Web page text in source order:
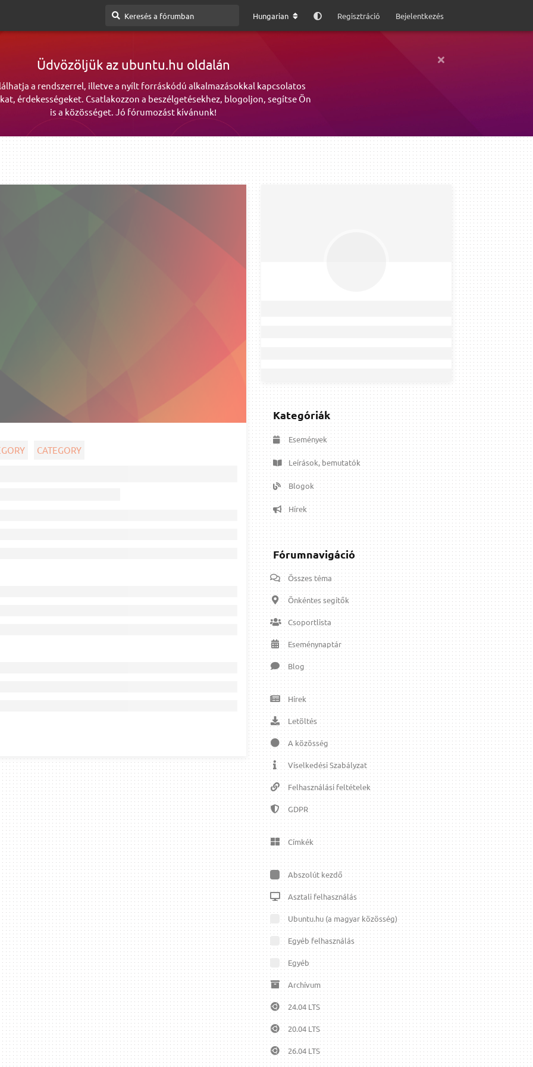
Hungarian Regisztráció Bejelentkezés
Üdvözöljük az ubuntu.hu oldalán
a rendszerrel, illetve a nyílt forráskódú alkalmazásokkal kapcsolatos
érdekességeket. Csatlakozzon a beszélgetésekhez, blogoljon, segítse Ön
is a közösséget. Jó fórumozást kívánunk!
CATEGORY
Kategóriák
Események
Leírások, bemutatók
Blogok
Hírek
Fórumnavigáció
Összes téma
Önkéntes segítők
Csoportlista
Eseménynaptár
Blog
Hírek
Letöltés
A közösség
Viselkedési Szabályzat
Felhasználási feltételek
GDPR
Címkék
Abszolút kezdő
Asztali felhasználás
Ubuntu.hu (a magyar közösség)
Egyéb felhasználás
Egyéb
Archívum
24.04 LTS
20.04 LTS
26.04 LTS